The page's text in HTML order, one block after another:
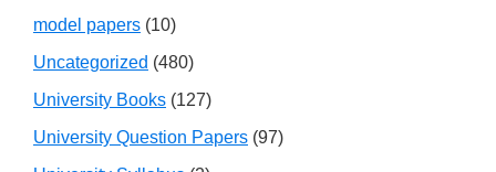
model papers (10)
Uncategorized (480)
University Books (127)
University Question Papers (97)